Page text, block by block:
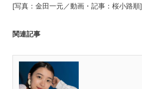
[写真：金田一元／動画・記事：桜小路順]
関連記事